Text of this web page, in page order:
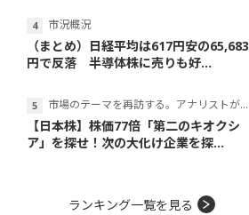
市況概況
（まとめ）日経平均は617円安の65,683
円で反落 半導体株に売りも好...
市場のテーマを再訪する。アナリストが読み解くテーマの本質
【日本株】株価77倍「第二のキオクシ
ア」を探せ！次の大化け企業を探...
ランキング一覧を見る